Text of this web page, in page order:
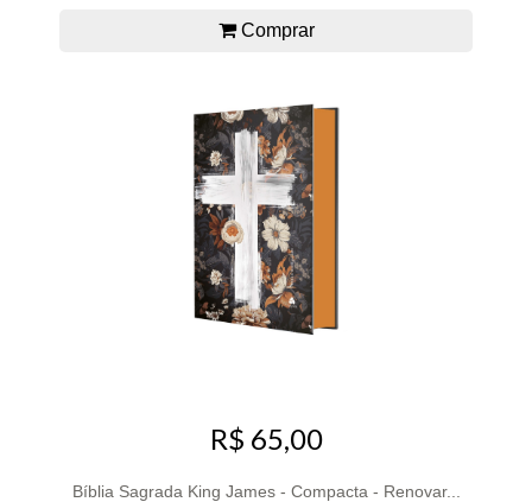
Comprar
R$ 65,00
Bíblia Sagrada King James - Compacta - Renovar...